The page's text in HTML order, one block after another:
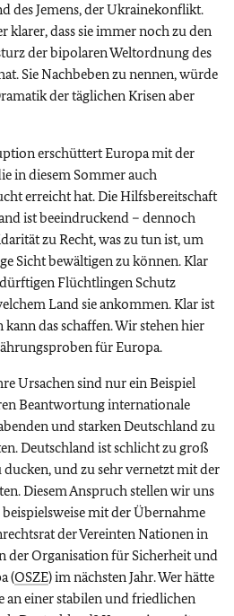
des Jemens, der Ukrainekonflikt.
dass sie immer noch zu den
der bipolaren Weltordnung des
Sie Nachbeben zu nennen, würde
der täglichen Krisen aber
erschüttert Europa mit der
in diesem Sommer auch
erreicht hat. Die Hilfsbereitschaft
ist beeindruckend – dennoch
zu Recht, was zu tun ist, um
Sicht bewältigen zu können. Klar
Flüchtlingen Schutz
Land sie ankommen. Klar ist
das schaffen. Wir stehen hier
für Europa.
Ursachen sind nur ein Beispiel
Beantwortung internationale
und starken Deutschland zu
Deutschland ist schlicht zu groß
und zu sehr vernetzt mit der
Diesem Anspruch stellen wir uns
mit der Übernahme
der Vereinten Nationen in
der Organisation für Sicherheit und
(OSZE) im nächsten Jahr. Wer hätte
an einer stabilen und friedlichen